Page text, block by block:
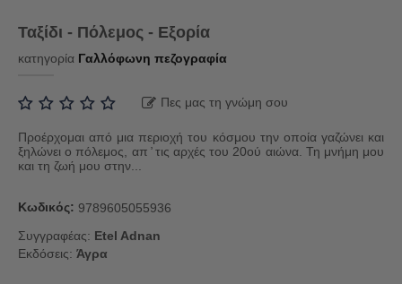
Ταξίδι - Πόλεμος - Εξορία
κατηγορία Γαλλόφωνη πεζογραφία
Πες μας τη γνώμη σου
Προέρχομαι από μια περιοχή του κόσμου την οποία γαζώνει και
ξηλώνει ο πόλεμος, απ ̓ τις αρχές του 20ού αιώνα. Τη μνήμη μου
και τη ζωή μου στην...
Κωδικός: 9789605055936
Συγγραφέας: Etel Adnan
Εκδόσεις: Άγρα